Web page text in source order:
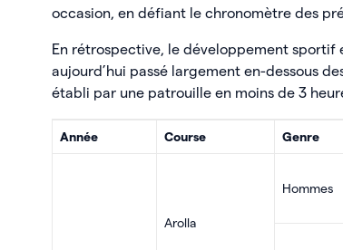
occasion, en défiant le chronomètre des
En rétrospective, le développement sportif
aujourd’hui passé largement en-dessous
établi par une patrouille en moins de 3
Année Course Genre
Arolla
Hommes